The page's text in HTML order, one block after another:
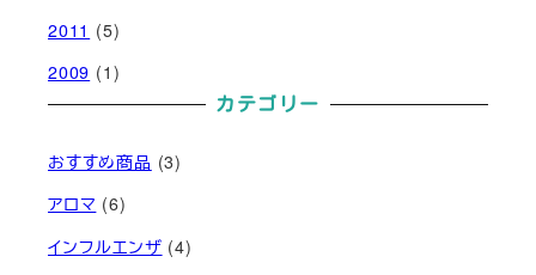
2011 (5)
2009 (1)
カテゴリー
おすすめ商品 (3)
アロマ (6)
インフルエンザ (4)